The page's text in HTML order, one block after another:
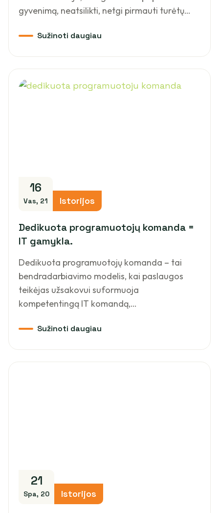
gyvenimą, neatsilikti, netgi pirmauti turėtų…
16
Vas, 21 Istorijos
Dedikuota programuotojų komanda =
IT gamykla.
Dedikuota programuotojų komanda – tai
bendradarbiavimo modelis, kai paslaugos
teikėjas užsakovui suformuoja
kompetentingą IT komandą,…
21
Spa, 20 Istorijos